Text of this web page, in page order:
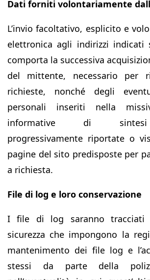
Dati forniti volontariamente
L’invio facoltativo, esplicito e
elettronica agli indirizzi indicati
comporta la successiva
del mittente, necessario per
richieste, nonché degli
personali inseriti nella
informative di
progressivamente riportate o
pagine del sito predisposte per
a richiesta.
File di log e loro conservazione
I file di log saranno
sicurezza che impongono la
mantenimento dei file log e
stessi da parte della